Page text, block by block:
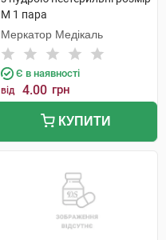
М 1 пара
Меркатор Медікаль
Є в наявності
від 4.00 грн
КУПИТИ